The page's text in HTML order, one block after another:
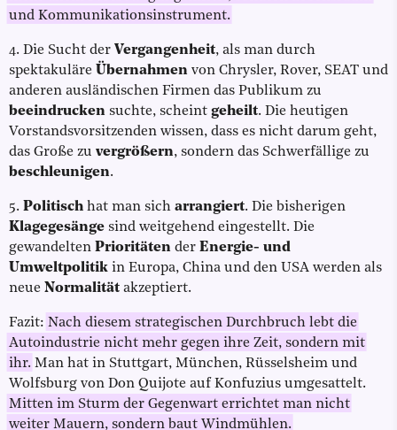
und Kommunikationsinstrument.
4. Die Sucht der Vergangenheit, als man durch
spektakuläre Übernahmen von Chrysler, Rover, SEAT und
anderen ausländischen Firmen das Publikum zu
beeindrucken suchte, scheint geheilt. Die heutigen
Vorstandsvorsitzenden wissen, dass es nicht darum geht,
das Große zu vergrößern, sondern das Schwerfällige zu
beschleunigen.
5. Politisch hat man sich arrangiert. Die bisherigen
Klagegesänge sind weitgehend eingestellt. Die
gewandelten Prioritäten der Energie- und
Umweltpolitik in Europa, China und den USA werden als
neue Normalität akzeptiert.
Fazit: Nach diesem strategischen Durchbruch lebt die
Autoindustrie nicht mehr gegen ihre Zeit, sondern mit
ihr. Man hat in Stuttgart, München, Rüsselsheim und
Wolfsburg von Don Quijote auf Konfuzius umgesattelt.
Mitten im Sturm der Gegenwart errichtet man nicht
weiter Mauern, sondern baut Windmühlen.